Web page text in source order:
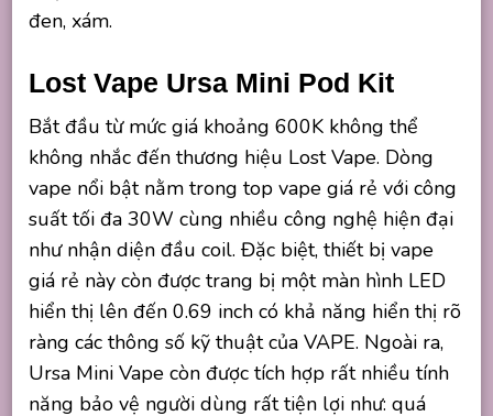
đen, xám.
Lost Vape Ursa Mini Pod Kit
Bắt đầu từ mức giá khoảng 600K không thể
không nhắc đến thương hiệu Lost Vape. Dòng
vape nổi bật nằm trong top vape giá rẻ với công
suất tối đa 30W cùng nhiều công nghệ hiện đại
như nhận diện đầu coil. Đặc biệt, thiết bị vape
giá rẻ này còn được trang bị một màn hình LED
hiển thị lên đến 0.69 inch có khả năng hiển thị rõ
ràng các thông số kỹ thuật của VAPE. Ngoài ra,
Ursa Mini Vape còn được tích hợp rất nhiều tính
năng bảo vệ người dùng rất tiện lợi như: quá